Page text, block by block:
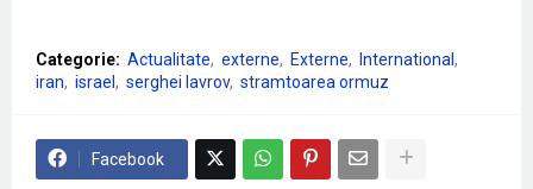
Categorie: Actualitate externe Externe
International
iran
israel serghei lavrov stramtoarea ormuz
Facebook